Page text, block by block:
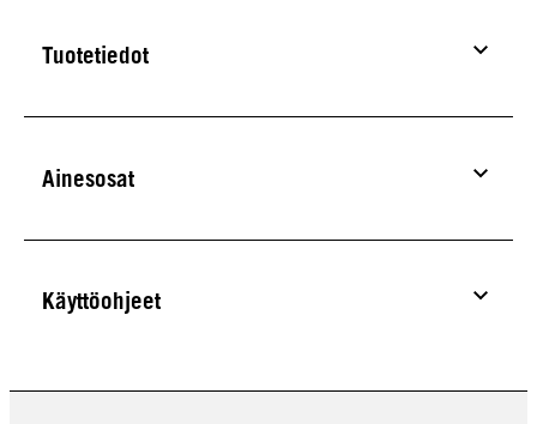
Tuotetiedot
Ainesosat
Käyttöohjeet